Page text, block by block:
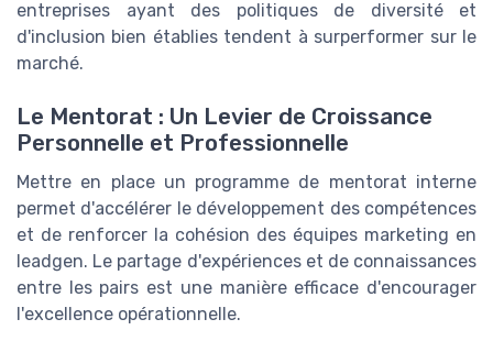
entreprises ayant des politiques de diversité et
d'inclusion bien établies tendent à surperformer sur le
marché.
Le Mentorat : Un Levier de Croissance
Personnelle et Professionnelle
Mettre en place un programme de mentorat interne
permet d'accélérer le développement des compétences
et de renforcer la cohésion des équipes marketing en
leadgen. Le partage d'expériences et de connaissances
entre les pairs est une manière efficace d'encourager
l'excellence opérationnelle.